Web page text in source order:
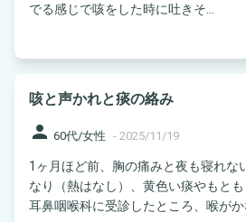
でる感じで咳をした時に吐きそ...
咳と声かれと痰の絡み
person 60代/女性 - 2025/11/19
1ヶ月ほど前、胸の痛みと夜も寝れな
なり（熱はなし）、黄色い痰やもとも
耳鼻咽喉科に受診したところ、喉がか